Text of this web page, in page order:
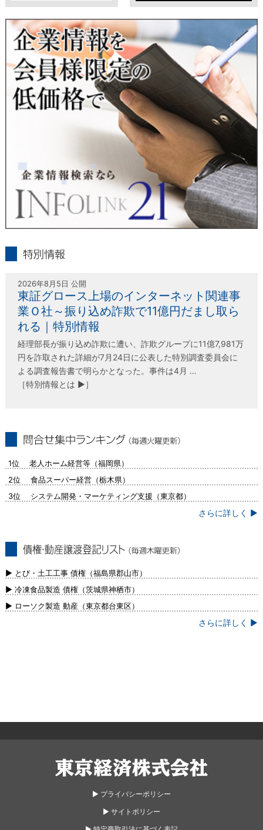
当社は、本人が自己の個人情報について、通知・開示・訂正・
追加・削除・利用停止・提供停止の希望がございましたら、本
人または代理人の請求応じて、個人データの通知・開示・訂
正・追加・削除・利用停止・提供停止の請求に応じます。
受付方法は、本人確認資料（運転免許証、パスポート何れかの
コピー）、「個人情報取扱申請書」「委任状」（代理人による
申請の場合のみ必要となります）を当社宛にお送り下さい。
＜個人情報保護に関するお問合せ・相談窓口＞
〒802-0004 北九州市小倉北区鍛冶町2丁目5-11（第一東経ビ
フリーダイヤル 0120-55-9986
受付時間 平日9：00～17：00
東経会社要覧web版 X
2026年8月5日 公開
東証グロース上場のインターネット関連事
業Ｏ社～振り込め詐欺で11億円だまし取ら
れる｜特別情報
経理部長が振り込め詐欺に遭い、詐欺グループに11億7,981万
円を詐取された詳細が7月24日に公表した特別調査委員会に
よる調査報告書で明らかとなった。事件は4月 …
［特別情報とは ▶］
1位 老人ホーム経営等（福岡県）
2位 食品スーパー経営（栃木県）
3位 システム開発・マーケティング支援（東京都）
さらに詳しく ▶
新）
▶ とび・土工工事 債権（福島県郡山市）
▶ 冷凍食品製造 債権（茨城県神栖市）
▶ ローソク製造 動産（東京都台東区）
さらに詳しく ▶
▶︎ プライバシーポリシー
▶︎ サイトポリシー